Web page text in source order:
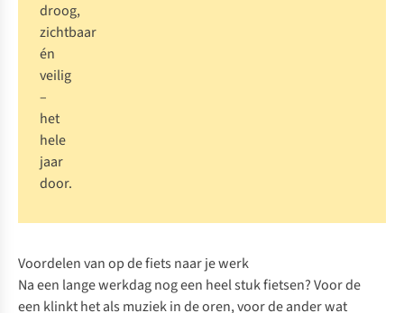
droog,
zichtbaar
én
veilig
–
het
hele
jaar
door.
Voordelen van op de fiets naar je werk
Na een lange werkdag nog een heel stuk fietsen? Voor de
een klinkt het als muziek in de oren, voor de ander wat